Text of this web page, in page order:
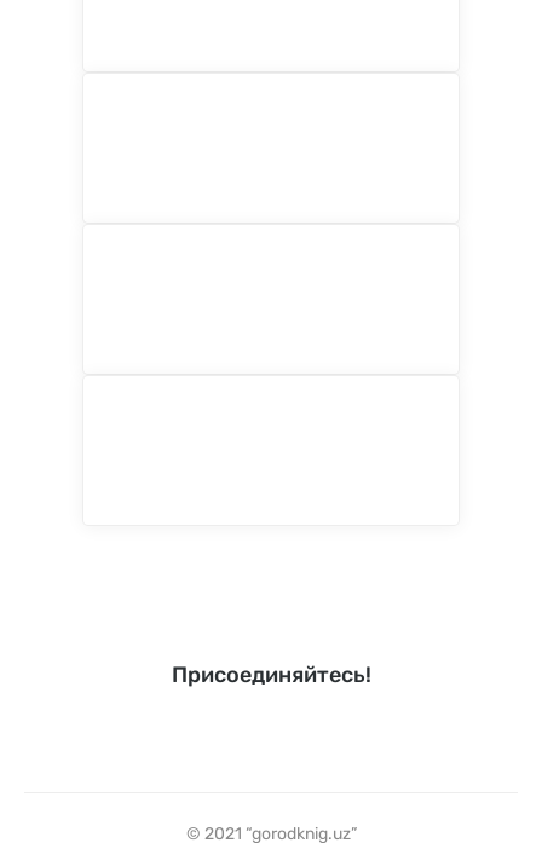
Присоединяйтесь!
© 2021 “gorodknig.uz”